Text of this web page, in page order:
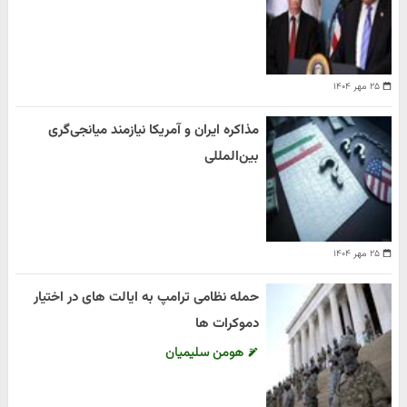
۲۵ مهر ۱۴۰۴
۲۵ مهر ۱۴۰۴
مذاکره ایران و آمریکا نیازمند میانجی‌گری
بین‌المللی
حمله نظامی ترامپ به ایالت های در اختیار
دموکرات ها
هومن سلیمیان